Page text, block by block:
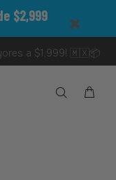
$2,999
a $1,999! 🇲🇽📦